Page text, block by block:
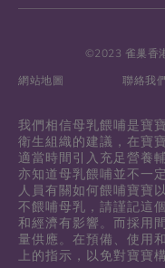
©2023 雀巢香
網站地圖
聯絡我
我們相信母乳餵哺是寶
衛生組織的建議，在寶
適當時間引入充足營養
亦知道母乳餵哺並不一
人員有關如何餵哺寶寶
不餵哺母乳，請謹記這
和經濟有影響。而採用
量供應。在預備、使用
上的指示，以免對寶寶